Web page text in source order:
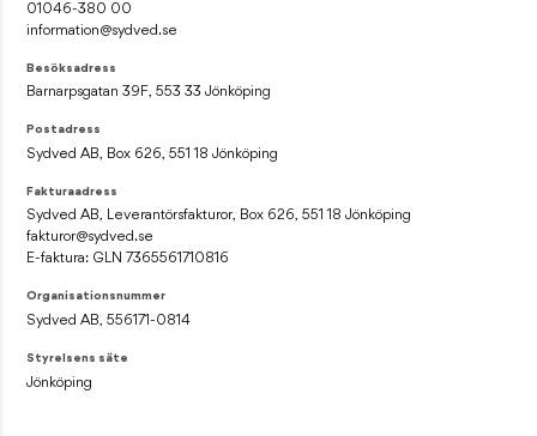
01046-380 00
information@sydved.se
Besöksadress
Barnarpsgatan 39F, 553 33 Jönköping
Postadress
Sydved AB, Box 626, 551 18 Jönköping
Fakturaadress
Sydved AB, Leverantörsfakturor, Box 626, 551 18 Jönköping
fakturor@sydved.se
E-faktura: GLN 7365561710816
Organisationsnummer
Sydved AB, 556171-0814
Styrelsens säte
Jönköping